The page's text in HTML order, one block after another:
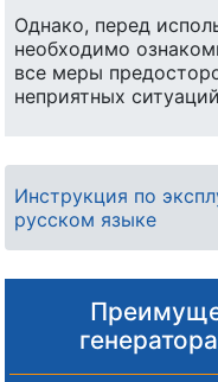
Однако, перед
необходимо
все меры
неприятных
Инструкция по
русском языке